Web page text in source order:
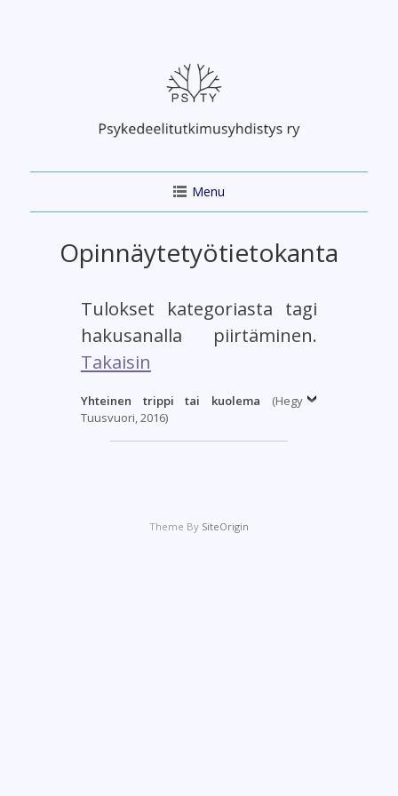
Menu
Opinnäytetyötietokanta
Tulokset kategoriasta tagi
hakusanalla piirtäminen.
Takaisin
Yhteinen trippi tai kuolema (Hegy
Tuusvuori, 2016)
Theme By SiteOrigin